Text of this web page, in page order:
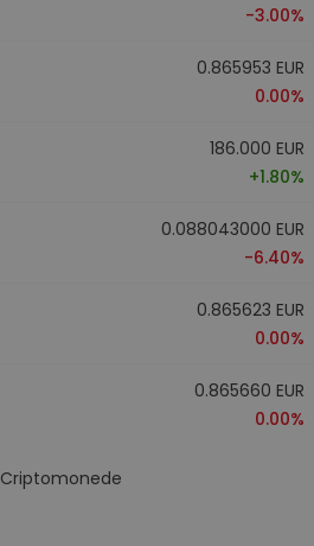
-3.00%
0.865953 EUR
0.00%
186.000 EUR
+1.80%
0.088043000 EUR
-6.40%
0.865623 EUR
0.00%
0.865660 EUR
0.00%
Criptomonede